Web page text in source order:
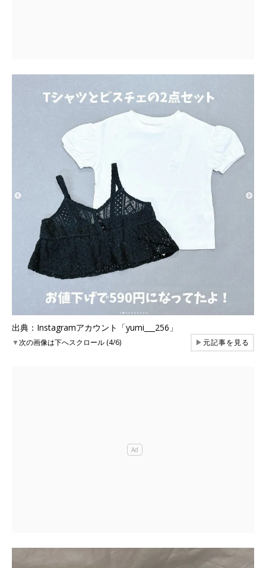
出典：Instagramアカウント「yumi___256」
▼次の画像は下へスクロール (4/6) ▶元記事を見る